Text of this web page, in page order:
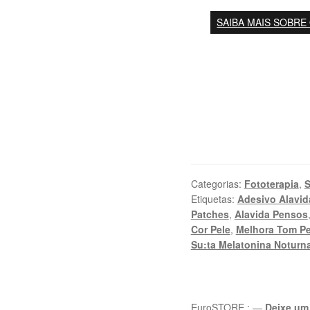
SAIBA MAIS
Categorias: Fototerapia,
Etiquetas: Adesivo
Patches, Alavida Pensos
Cor Pele, Melhora Tom
Su:ta Melatonina